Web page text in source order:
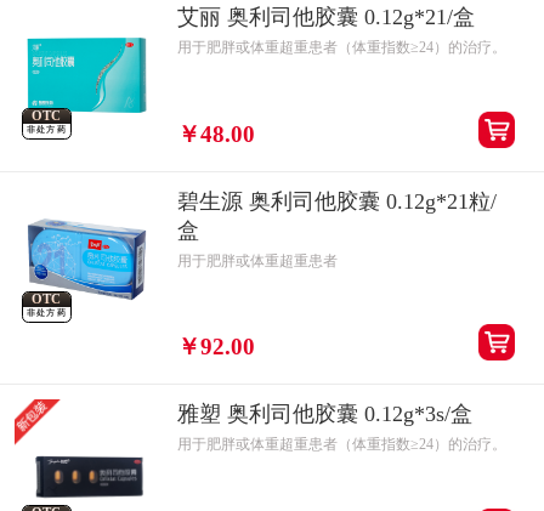
OTC
非处方药
艾丽 奥利司他胶囊 0.12g*21/盒
用于肥胖或体重超重患者（体重指数≥24）的治疗。
￥48.00
OTC
非处方药
碧生源 奥利司他胶囊 0.12g*21粒/
盒
用于肥胖或体重超重患者
￥92.00
雅塑 奥利司他胶囊 0.12g*3s/盒
用于肥胖或体重超重患者（体重指数≥24）的治疗。